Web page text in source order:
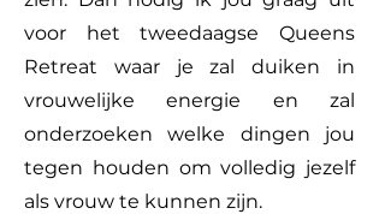
voor het tweedaagse Queens
Retreat waar je zal duiken in
vrouwelijke energie en zal
onderzoeken welke dingen jou
tegen houden om volledig jezelf
als vrouw te kunnen zijn.